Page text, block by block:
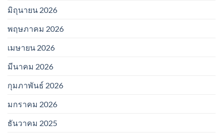
มิถุนายน 2026
พฤษภาคม 2026
เมษายน 2026
มีนาคม 2026
กุมภาพันธ์ 2026
มกราคม 2026
ธันวาคม 2025